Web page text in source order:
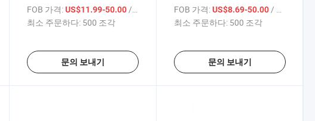
FOB 가격: US$11.99-50.00 / 상품
최소 주문하다: 500 조각
문의 보내기
FOB 가격: US$8.69-50.00 / 상품
최소 주문하다: 500 조각
문의 보내기